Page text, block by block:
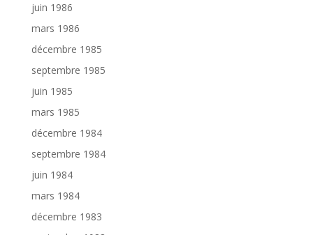
juin 1986
mars 1986
décembre 1985
septembre 1985
juin 1985
mars 1985
décembre 1984
septembre 1984
juin 1984
mars 1984
décembre 1983